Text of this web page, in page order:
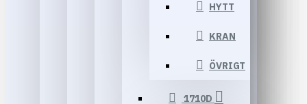
HYTT
KRAN
ÖVRIGT
1710D